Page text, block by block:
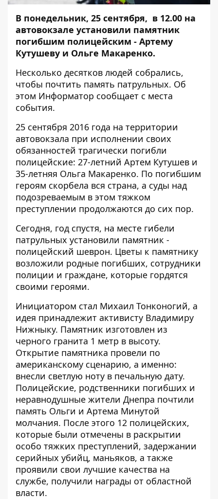
В понедельник, 25 сентября, в 12.00 на
автовокзале установили памятник
погибшим полицейским - Артему
Кутушеву и Ольге Макаренко.
Несколько десятков людей собрались,
чтобы почтить память патрульных. Об
этом Информатор сообщает с места
события.
25 сентября 2016 года на территории
автовокзала при исполнении своих
обязанностей трагически погибли
полицейские: 27-летний Артем Кутушев и
35-летняя Ольга Макаренко. По погибшим
героям скорбела вся страна, а суды над
подозреваемым в этом тяжком
преступлении продолжаются до сих пор.
Сегодня, год спустя, на месте гибели
патрульных установили памятник -
полицейский шеврон. Цветы к памятнику
возложили родные погибших, сотрудники
полиции и граждане, которые гордятся
своими героями.
Инициатором стал Михаил Тонконогий, а
идея принадлежит активисту Владимиру
Нижныку. Памятник изготовлен из
черного гранита 1 метр в высоту.
Открытие памятника провели по
американскому сценарию, а именно:
внесли светлую ноту в печальную дату.
Полицейские, родственники погибших и
неравнодушные жители Днепра почтили
память Ольги и Артема Минутой
молчания. После этого 12 полицейских,
которые были отмечены в раскрытии
особо тяжких преступлений, задержании
серийных убийц, маньяков, а также
проявили свои лучшие качества на
службе, получили награды от областной
власти.